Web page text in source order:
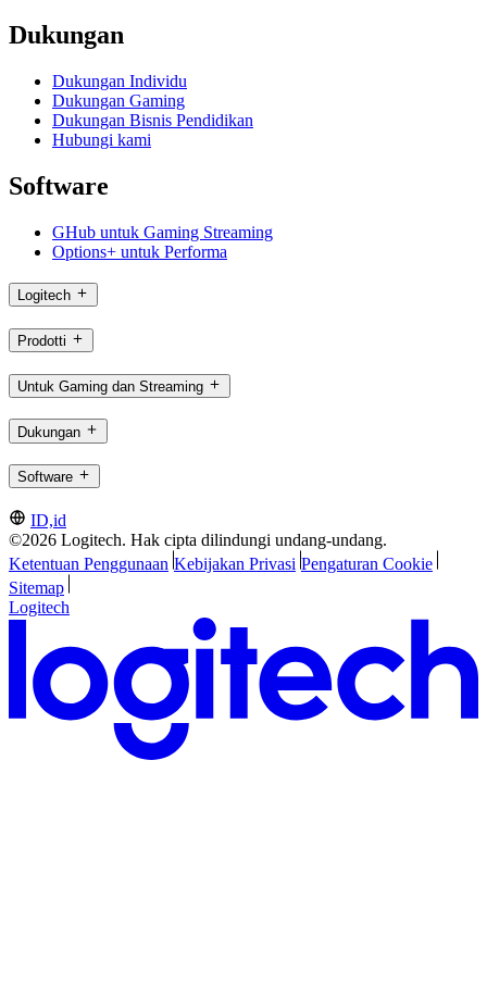
Dukungan
Dukungan Individu
Dukungan Gaming
Dukungan Bisnis Pendidikan
Hubungi kami
Software
GHub untuk Gaming Streaming
Options+ untuk Performa
Logitech
Prodotti
Untuk Gaming dan Streaming
Dukungan
Software
ID,id
©2026 Logitech. Hak cipta dilindungi undang-undang.
Ketentuan Penggunaan Kebijakan Privasi Pengaturan Cookie
Sitemap
Logitech